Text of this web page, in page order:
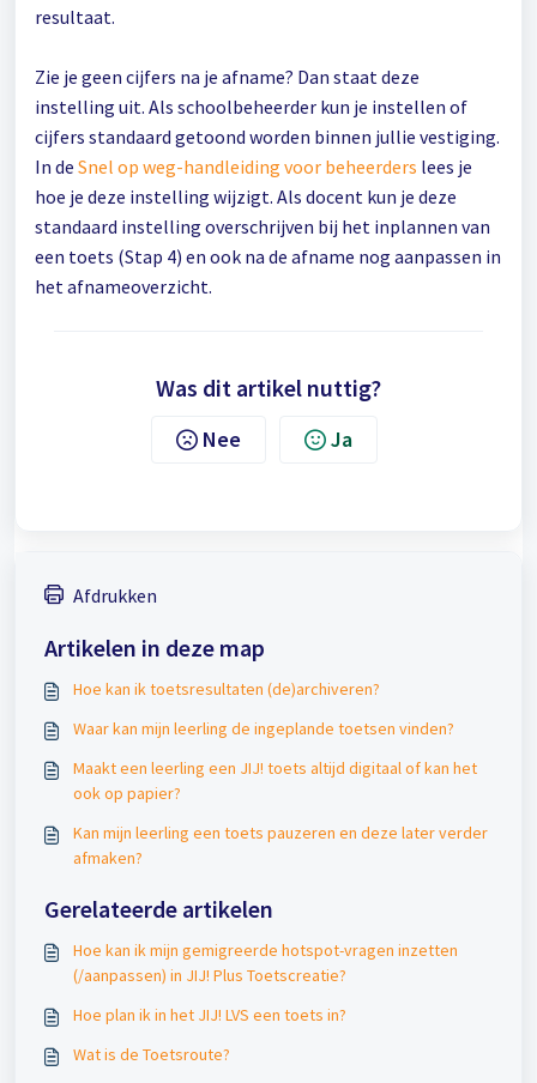
resultaat.
Zie je geen cijfers na je afname? Dan staat deze
instelling uit. Als schoolbeheerder kun je instellen of
cijfers standaard getoond worden binnen jullie vestiging.
In de Snel op weg-handleiding voor beheerders lees je
hoe je deze instelling wijzigt. Als docent kun je deze
standaard instelling overschrijven bij het inplannen van
een toets (Stap 4) en ook na de afname nog aanpassen in
het afnameoverzicht.
Was dit artikel nuttig?
Nee Ja
Afdrukken
Artikelen in deze map
Hoe kan ik toetsresultaten (de)archiveren?
Waar kan mijn leerling de ingeplande toetsen vinden?
Maakt een leerling een JIJ! toets altijd digitaal of kan het
ook op papier?
Kan mijn leerling een toets pauzeren en deze later verder
afmaken?
Gerelateerde artikelen
Hoe kan ik mijn gemigreerde hotspot-vragen inzetten
(/aanpassen) in JIJ! Plus Toetscreatie?
Hoe plan ik in het JIJ! LVS een toets in?
Wat is de Toetsroute?